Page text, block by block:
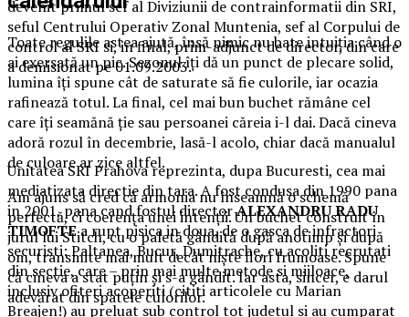
devenit primul sef al Diviziunii de contrainformatii din SRI,
seful Centrului Operativ Zonal Muntenia, sef al Corpului de
control al SRI si, in final, prim-adjunct de director, din care
a demisionat pe 01.09.2003.
Unitatea SRI Prahova reprezinta, dupa Bucuresti, cea mai
mediatizata directie din tara. A fost condusa din 1990 pana
in 2001, pana cand fostul directorALEXANDRU RADU
TIMOFTEa rupt pisica in doua, de o gasca de infractori
securisti: Paltanea, Bucur, Dumitrache, cu acoliti recrutati
din sectie, care – prin mai multe metode si mijloace,
inclusiv ofiteri acoperiti (cititi articolele cu Marian
Breajen!) au preluat sub control tot judetul si au cumparat
Toate regulile astea ajută, însă nimic nu bate intuiția când o
ai exersată un pic. Sezonul îți dă un punct de plecare solid,
lumina îți spune cât de saturate să fie culorile, iar ocazia
rafinează totul. La final, cel mai bun buchet rămâne cel
care îți seamănă ție sau persoanei căreia i-l dai. Dacă cineva
adoră rozul în decembrie, lasă-l acolo, chiar dacă manualul
de culoare ar zice altfel.
Am ajuns să cred că armonia nu înseamnă o schemă
perfectă, ci coerența unei intenții. Un buchet construit în
jurul lui Stitch, cu o paletă gândită după anotimp și după
om, transmite mai mult decât niște flori frumoase. Spune
că cineva a stat puțin și s-a gândit. Iar asta, sincer, e darul
adevărat din spatele culorilor.